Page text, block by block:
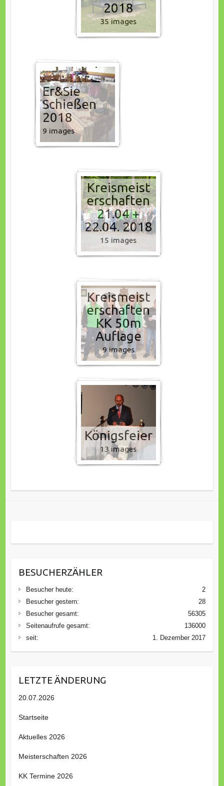
2018
35 images
Er&Sie
Schießen
2018
9 images
Kreismeist
erschaften
21.04 +
22.04. 2018
15 images
Kreismeist
erschaften
KK 50m
Auflage
9 images
Königsfeier
13 images
BESUCHERZÄHLER
2
Besucher heute:
28
Besucher gestern:
56305
Besucher gesamt:
136000
Seitenaufrufe gesamt:
1. Dezember 2017
seit:
LETZTE ÄNDERUNG
20.07.2026
Startseite
Aktuelles 2026
Meisterschaften 2026
KK Termine 2026